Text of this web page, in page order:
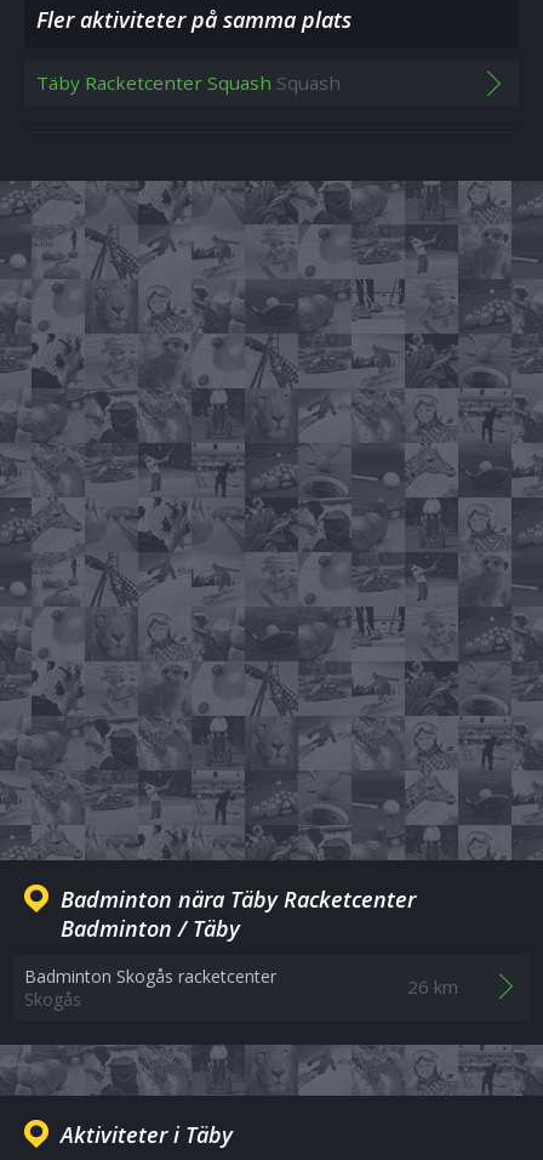
Fler aktiviteter på samma plats
Täby Racketcenter Squash Squash
Badminton nära Täby Racketcenter
Badminton / Täby
Badminton Skogås racketcenter
Skogås
26 km
Aktiviteter i Täby